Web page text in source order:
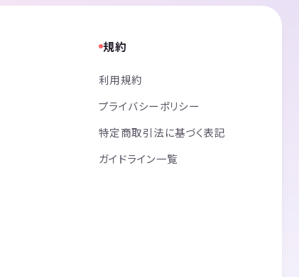
規約
利用規約
プライバシーポリシー
特定商取引法に基づく表記
ガイドライン一覧